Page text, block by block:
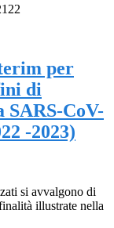
per
di
SARS-CoV-
-2023)
si avvalgono di
illustrate nella